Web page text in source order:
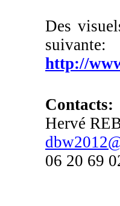
Des
suivante:
http://
Contacts:
Hervé
06 20 69